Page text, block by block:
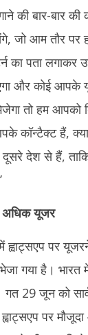
की बार-बार की
जो आम तौर पर
का पता लगाकर
और कोई आपके
तो हम आपको
कॉन्टैक्ट हैं,
दूसरे देश से हैं,
अधिक यूजर
ह्वाट्सएप पर
गया है। भारत
29 जून को
पर